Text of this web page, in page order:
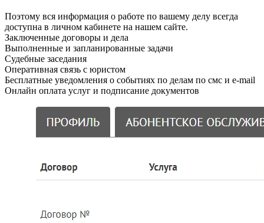
Поэтому вся информация о работе по вашему делу всегда
доступна в личном кабинете на нашем сайте.
Заключенные договоры и дела
Выполненные и запланированные задачи
Судебные заседания
Оперативная связь с юристом
Бесплатные уведомления о событиях по делам по смс и e-mail
Онлайн оплата услуг и подписание документов